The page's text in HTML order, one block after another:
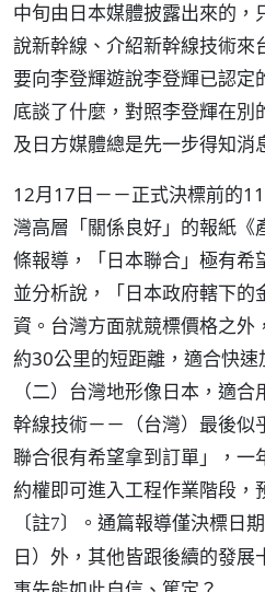
中旬由日本媒體披露出來的，
說新幹線、介紹新幹線技術來
要向李登輝遊說李登輝已認定
底談了什麼，對照李登輝在別
及日方媒體總是先一步得知消
12月17日－－正式決標前的
灣高層「關係良好」的報紙《
條報導，「日本聯合」極有希
並分析說，「日本政府轄下的
資。台灣方面就競標價格之外
約30公里的短距離，適合快速
（二）台灣地形像日本，適
幹線技術－－（台灣）最後似
聯合很有希望拿到訂單」，一
約權即可進入工程作業階段，
〔註7〕
。通篇報導僅決標日
日）外，其他皆跟後續的發